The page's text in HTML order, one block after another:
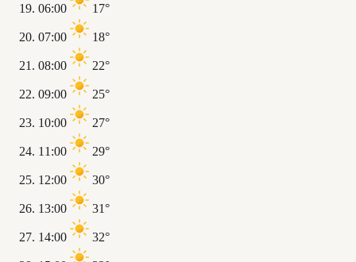
06:00 17°
07:00 18°
08:00 22°
09:00 25°
10:00 27°
11:00 29°
12:00 30°
13:00 31°
14:00 32°